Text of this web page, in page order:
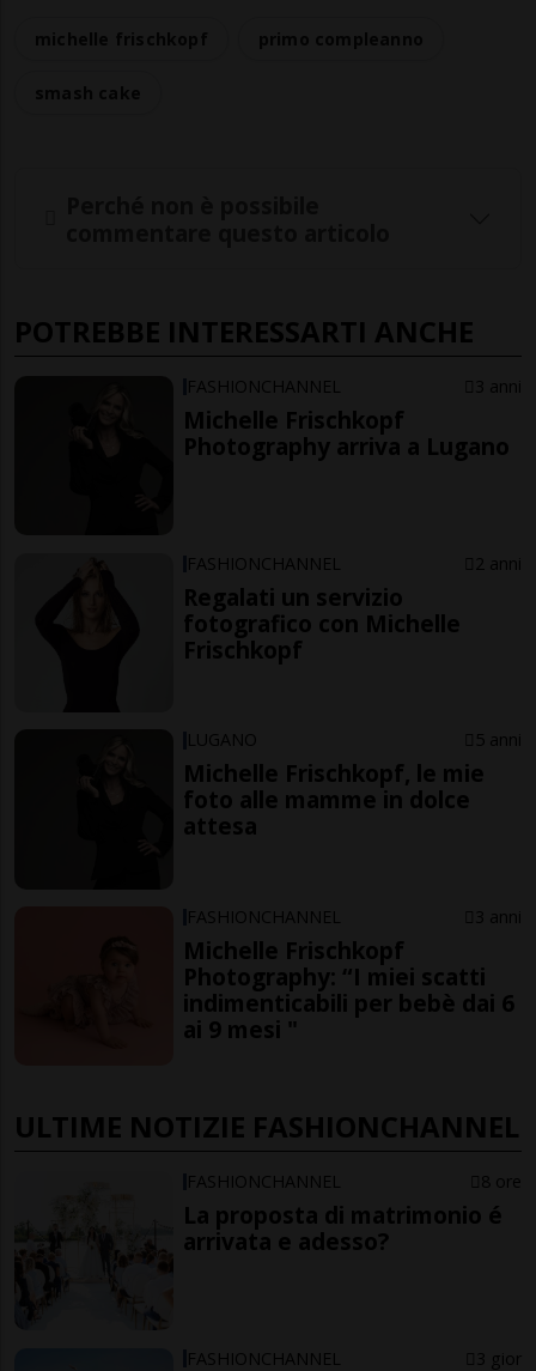
POTREBBE INTERESSARTI ANCHE
FASHIONCHANNEL 3 anni
Michelle Frischkopf
Photography arriva a Lugano
FASHIONCHANNEL 2 anni
Regalati un servizio
fotografico con Michelle
Frischkopf
LUGANO 5 anni
Michelle Frischkopf, le mie
foto alle mamme in dolce
attesa
FASHIONCHANNEL 3 anni
Michelle Frischkopf
Photography: “I miei scatti
indimenticabili per bebè dai 6
ai 9 mesi "
ULTIME NOTIZIE FASHIONCHANNEL
FASHIONCHANNEL 8 ore
La proposta di matrimonio é
arrivata e adesso?
FASHIONCHANNEL 3 gior